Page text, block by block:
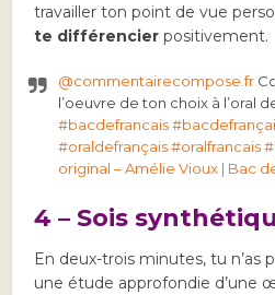
travailler ton point de vue
te différencier positivement.
@commentairecompose.fr
l’oeuvre de ton choix à l’oral
#bacdefrancais
#oraldefrançais #oralfrancais
original – Amélie Vioux | Bac
4 – Sois
En deux-trois minutes, tu n’as
une étude approfondie d’une